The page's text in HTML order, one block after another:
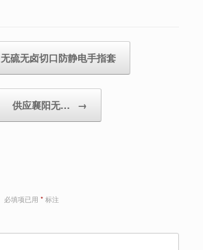
无硫无卤切口防静电手指套
供应襄阳无… →
必填项已用 * 标注